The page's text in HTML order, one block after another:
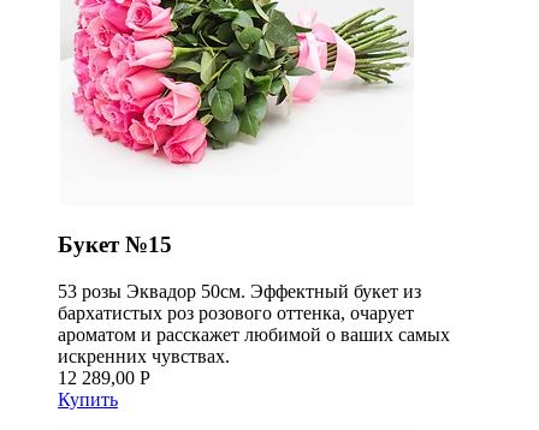
Букет №15
53 розы Эквадор 50см. Эффектный букет из
бархатистых роз розового оттенка, очарует
ароматом и расскажет любимой о ваших самых
искренних чувствах.
12 289,00 Р
Купить